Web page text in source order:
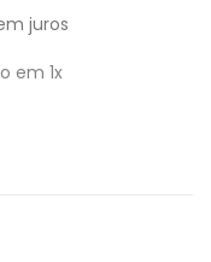
juros
em 1x